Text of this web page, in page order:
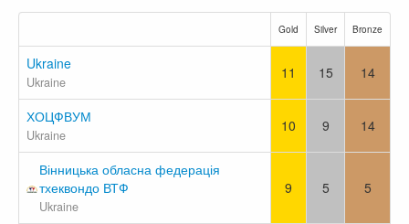
Gold Silver Bronze
Ukraine
Ukraine
11 15 14
ХОЦФВУМ
Ukraine
10 9 14
Вінницька обласна федерація
тхеквондо ВТФ
Ukraine
9 5 5